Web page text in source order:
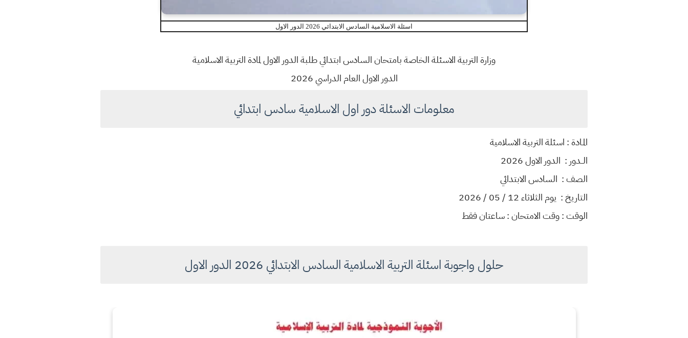
اسئلة الاسلامية السادس الابتدائي 2026 الدور الاول
وزارة التربية الاسئلة الخاصة بامتحان السادس ابتدائي طلبة الدور الاول لمادة التربية الاسلامية
الدور الاول العام الدراسي 2026
معلومات الاسئلة دور اول الاسلامية سادس ابتدائي
المـادة : اسئلة التربية الاسلامية
الــدور : الدور الاول 2026
الصف : السادس الابتدائي
التاريخ : يوم الثلاثاء 12 / 05 / 2026
الوقت : وقت الامتحان : ساعتان فقط
حلول واجوبة اسئلة التربية الاسلامية السادس الابتدائي 2026 الدور الاول